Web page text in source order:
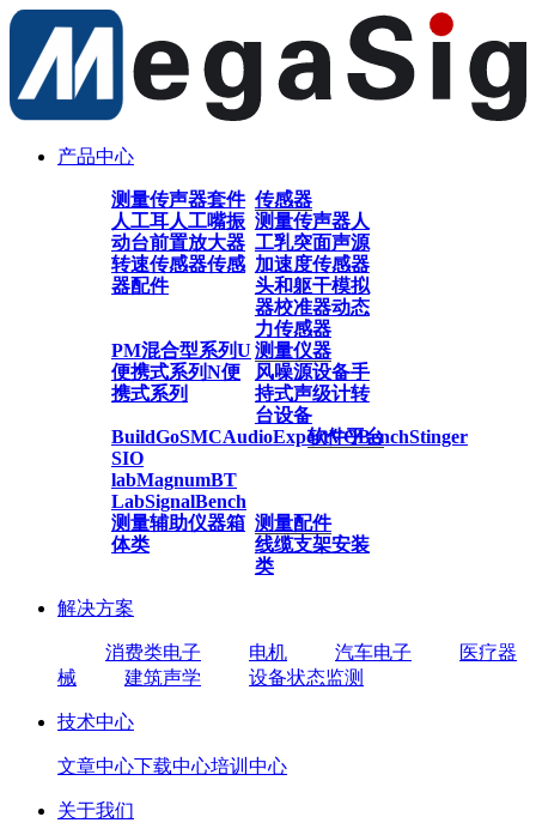
产品中心
传感器
测量传声器套件
人工耳人工嘴振
动台前置放大器
转速传感器传感
器配件
测量传声器人
工乳突面声源
加速度传感器
头和躯干模拟
器校准器动态
力传感器
测量仪器
PM混合型系列U
便携式系列N便
携式系列
风噪源设备手
持式声级计转
台设备
软件平台
BuildGoSMCAudioExpertVQBenchStinger
SIO
labMagnumBT
LabSignalBench
测量配件
测量辅助仪器箱
体类
线缆支架安装
类
解决方案
消费类电子 电机 汽车电子
医疗器
械
建筑声学 设备状态监测
技术中心
文章中心下载中心培训中心
关于我们